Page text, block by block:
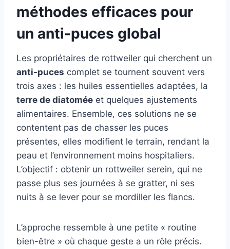
méthodes efficaces pour
un anti-puces global
Les propriétaires de rottweiler qui cherchent un
anti-puces complet se tournent souvent vers
trois axes : les huiles essentielles adaptées, la
terre de diatomée et quelques ajustements
alimentaires. Ensemble, ces solutions ne se
contentent pas de chasser les puces
présentes, elles modifient le terrain, rendant la
peau et l’environnement moins hospitaliers.
L’objectif : obtenir un rottweiler serein, qui ne
passe plus ses journées à se gratter, ni ses
nuits à se lever pour se mordiller les flancs.
L’approche ressemble à une petite « routine
bien-être » où chaque geste a un rôle précis.